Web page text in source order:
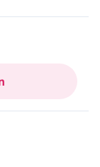
de conduite
dernier cri, et
par son
de sa
8 pouces avec
toute